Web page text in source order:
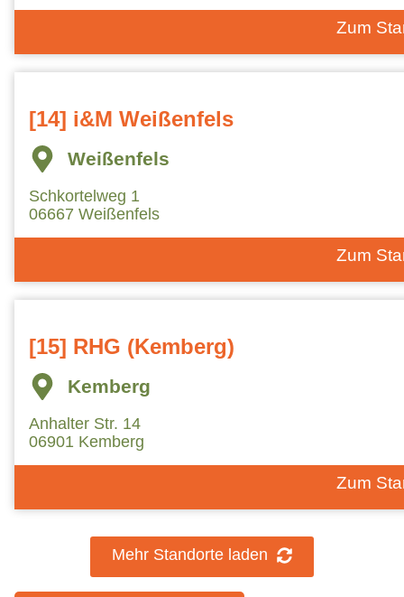
Zum
[14] i&M Weißenfels
Weißenfels
Schkortelweg 1
06667 Weißenfels
Zum
[15] RHG (Kemberg)
Kemberg
Anhalter Str. 14
06901 Kemberg
Zum
Mehr Standorte laden